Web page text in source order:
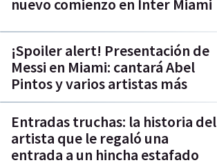
nuevo comienzo en Inter Miami
¡Spoiler alert! Presentación de
Messi en Miami: cantará Abel
Pintos y varios artistas más
Entradas truchas: la historia del
artista que le regaló una
entrada a un hincha estafado